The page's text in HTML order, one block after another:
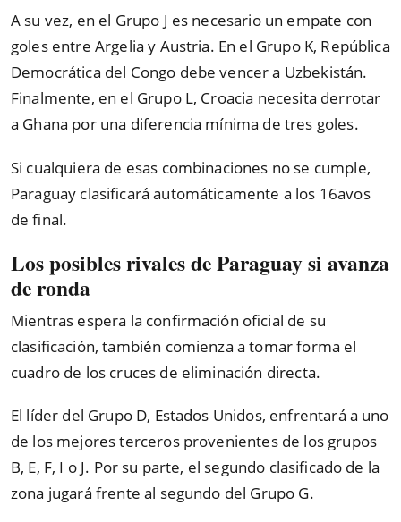
A su vez, en el Grupo J es necesario un empate con
goles entre Argelia y Austria. En el Grupo K, República
Democrática del Congo debe vencer a Uzbekistán.
Finalmente, en el Grupo L, Croacia necesita derrotar
a Ghana por una diferencia mínima de tres goles.
Si cualquiera de esas combinaciones no se cumple,
Paraguay clasificará automáticamente a los 16avos
de final.
Los posibles rivales de Paraguay si avanza
de ronda
Mientras espera la confirmación oficial de su
clasificación, también comienza a tomar forma el
cuadro de los cruces de eliminación directa.
El líder del Grupo D, Estados Unidos, enfrentará a uno
de los mejores terceros provenientes de los grupos
B, E, F, I o J. Por su parte, el segundo clasificado de la
zona jugará frente al segundo del Grupo G.